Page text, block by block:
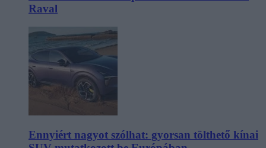
Raval
Ennyiért nagyot szólhat: gyorsan tölthető kínai